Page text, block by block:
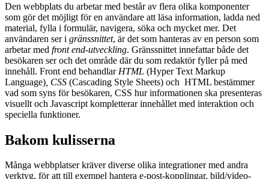
Den webbplats du arbetar med består av flera olika komponenter
som gör det möjligt för en användare att läsa information, ladda ned
material, fylla i formulär, navigera, söka och mycket mer. Det
användaren ser i gränssnittet, är det som hanteras av en person som
arbetar med front end-utveckling. Gränssnittet innefattar både det
besökaren ser och det område där du som redaktör fyller på med
innehåll. Front end behandlar HTML (Hyper Text Markup
Language) , CSS (Cascading Style Sheets) och HTML bestämmer
vad som syns för besökaren, CSS hur informationen ska presenteras
visuellt och Javascript kompletterar innehållet med interaktion och
speciella funktioner.
Bakom kulisserna
Många webbplatser kräver diverse olika integrationer med andra
verktyg, för att till exempel hantera e-post-kopplingar, bild/video-